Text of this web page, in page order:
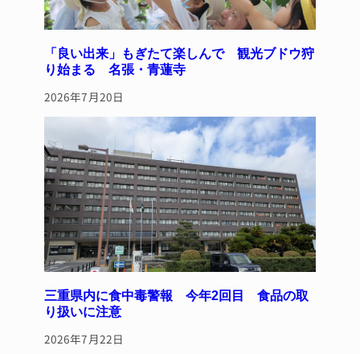
「良い出来」もぎたて楽しんで 観光ブドウ狩
り始まる 名張・青蓮寺
2026年7月20日
三重県内に食中毒警報 今年2回目 食品の取
り扱いに注意
2026年7月22日